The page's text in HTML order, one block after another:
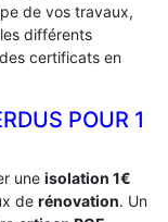
de vos travaux,
différents
certificats en
POUR 1
une isolation 1€
de rénovation. Un